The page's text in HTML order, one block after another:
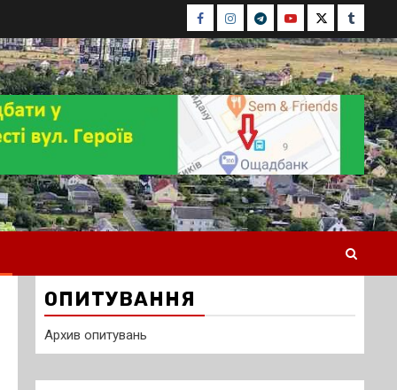
Facebook
Instagram
TelegramYoutubeTwitterTumblr
ОПИТУВАННЯ
Архив опитувань